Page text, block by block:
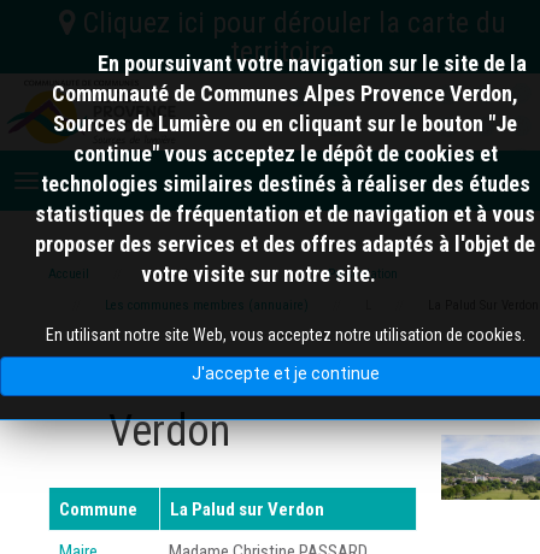
C.C. Vallée de l'Ubaye Serre-Ponçon
C.C. Alpes d'Azur
Nord
Accueil Alpes Provence Verdon
Présentation
Les communes membres (annuaire)
La Palud Sur
Verdon
Commune
La Palud sur Verdon
En poursuivant votre navigation sur le site de la
Communauté de Communes Alpes Provence Verdon,
Sources de Lumière ou en cliquant sur le bouton "Je
continue" vous acceptez le dépôt de cookies et
technologies similaires destinés à réaliser des études
statistiques de fréquentation et de navigation et à vous
proposer des services et des offres adaptés à l'objet de
votre visite sur notre site.
En utilisant notre site Web, vous acceptez notre utilisation de cookies.
J'accepte et je continue